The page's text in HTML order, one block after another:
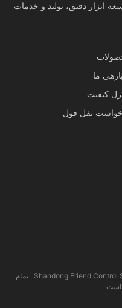
دقیق، تولید و خدمات
ما
نقل قول
حقوق چاپ © 2026-2026 Shandong Friend Control System Co., Ltd.. تمام